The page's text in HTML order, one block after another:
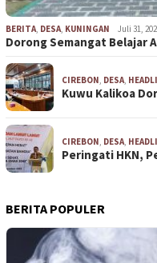
BERITA, DESA, KUNINGAN Juli 31,
Dorong Semangat Belajar
CIREBON, DESA,
Kuwu Kalikoa
CIREBON, DESA,
Peringati HKN,
BERITA POPULER